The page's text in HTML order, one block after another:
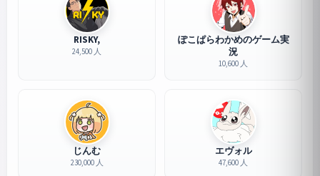
RISKY,
24,500 人
ぽこぱらわかめのゲーム実
況
10,600 人
じんむ
230,000 人
エヴォル
47,600 人